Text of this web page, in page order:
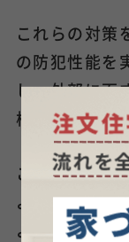
これらの対策
の防犯性能を
し、外部に面
検討する必要
これらの質問
よく理解し、
より快適で機